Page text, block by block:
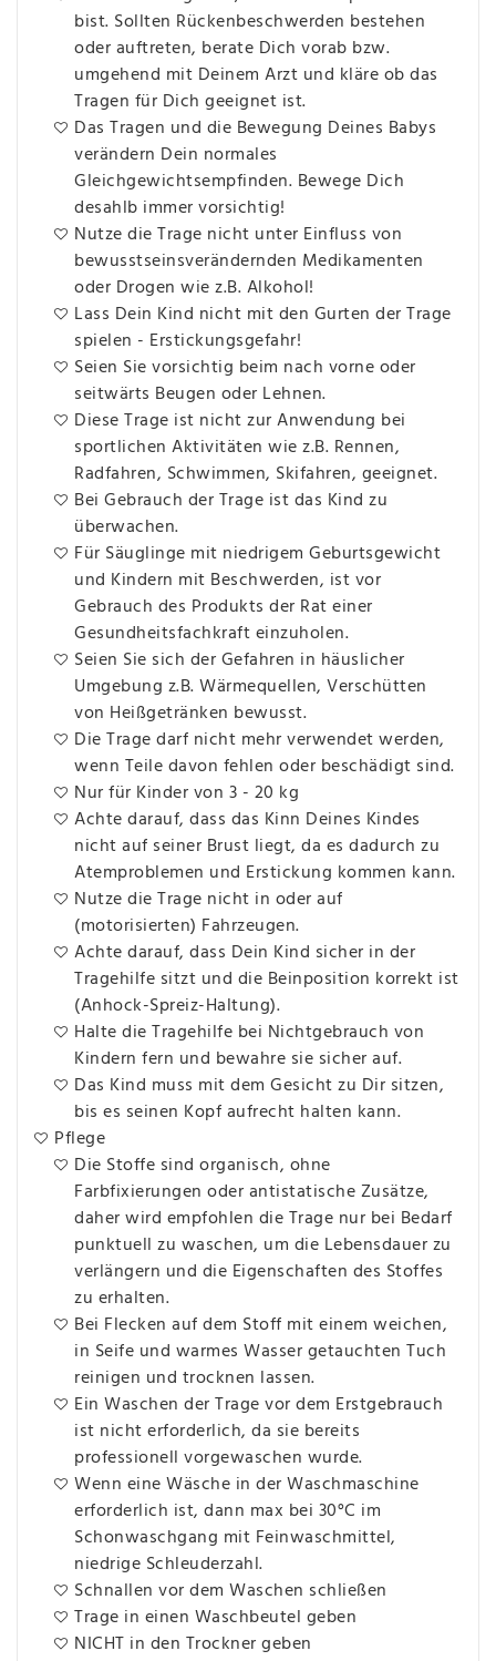
bist. Sollten Rückenbeschwerden bestehen
oder auftreten, berate Dich vorab bzw.
umgehend mit Deinem Arzt und kläre ob das
Tragen für Dich geeignet ist.
Das Tragen und die Bewegung Deines Babys
verändern Dein normales
Gleichgewichtsempfinden. Bewege Dich
desahlb immer vorsichtig!
Nutze die Trage nicht unter Einfluss von
bewusstseinsverändernden Medikamenten
oder Drogen wie z.B. Alkohol!
Lass Dein Kind nicht mit den Gurten der Trage
spielen - Erstickungsgefahr!
Seien Sie vorsichtig beim nach vorne oder
seitwärts Beugen oder Lehnen.
Diese Trage ist nicht zur Anwendung bei
sportlichen Aktivitäten wie z.B. Rennen,
Radfahren, Schwimmen, Skifahren, geeignet.
Bei Gebrauch der Trage ist das Kind zu
überwachen.
Für Säuglinge mit niedrigem Geburtsgewicht
und Kindern mit Beschwerden, ist vor
Gebrauch des Produkts der Rat einer
Gesundheitsfachkraft einzuholen.
Seien Sie sich der Gefahren in häuslicher
Umgebung z.B. Wärmequellen, Verschütten
von Heißgetränken bewusst.
Die Trage darf nicht mehr verwendet werden,
wenn Teile davon fehlen oder beschädigt sind.
Nur für Kinder von 3 - 20 kg
Achte darauf, dass das Kinn Deines Kindes
nicht auf seiner Brust liegt, da es dadurch zu
Atemproblemen und Erstickung kommen kann.
Nutze die Trage nicht in oder auf
(motorisierten) Fahrzeugen.
Achte darauf, dass Dein Kind sicher in der
Tragehilfe sitzt und die Beinposition korrekt ist
(Anhock-Spreiz-Haltung).
Halte die Tragehilfe bei Nichtgebrauch von
Kindern fern und bewahre sie sicher auf.
Das Kind muss mit dem Gesicht zu Dir sitzen,
bis es seinen Kopf aufrecht halten kann.
Pflege
Die Stoffe sind organisch, ohne
Farbfixierungen oder antistatische Zusätze,
daher wird empfohlen die Trage nur bei Bedarf
punktuell zu waschen, um die Lebensdauer zu
verlängern und die Eigenschaften des Stoffes
zu erhalten.
Bei Flecken auf dem Stoff mit einem weichen,
in Seife und warmes Wasser getauchten Tuch
reinigen und trocknen lassen.
Ein Waschen der Trage vor dem Erstgebrauch
ist nicht erforderlich, da sie bereits
professionell vorgewaschen wurde.
Wenn eine Wäsche in der Waschmaschine
erforderlich ist, dann max bei 30°C im
Schonwaschgang mit Feinwaschmittel,
niedrige Schleuderzahl.
Schnallen vor dem Waschen schließen
Trage in einen Waschbeutel geben
NICHT in den Trockner geben